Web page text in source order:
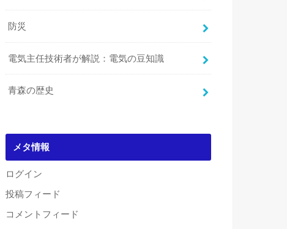
防災
電気主任技術者が解説：電気の豆知識
青森の歴史
メタ情報
ログイン
投稿フィード
コメントフィード